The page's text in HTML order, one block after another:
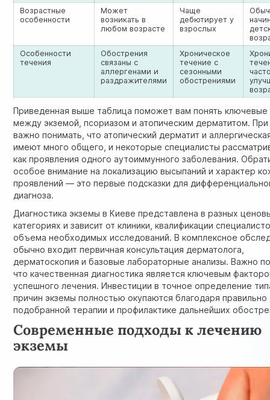
Возрастные
особенности
Может
возникать в
любом возрасте
Чаще
дебютирует у
взрослых
Особенности
течения
Обострения
связаны с
аллергенами и
раздражителями
Хроническое
течение с
сезонными
обострениями
Приведенная выше таблица поможет вам понять ключевые
между экземой, псориазом и атопическим дерматитом.
важно понимать, что атопический дерматит и
имеют много общего, и некоторые специалисты
как проявления одного аутоиммунного заболевания.
особое внимание на локализацию высыпаний и характер
проявлений — это первые подсказки для
диагноза.
Диагностика экземы в Киеве представлена в разных
категориях и зависит от клиники, квалификации
объема необходимых исследований. В комплексное
обычно входит первичная консультация дерматолога,
дерматоскопия и базовые лабораторные анализы. Важно
что качественная диагностика является ключевым
успешного лечения. Инвестиции в точное определение
причин экземы полностью окупаются благодаря правильно
подобранной терапии и профилактике дальнейших
Современные подходы к лечению
экземы